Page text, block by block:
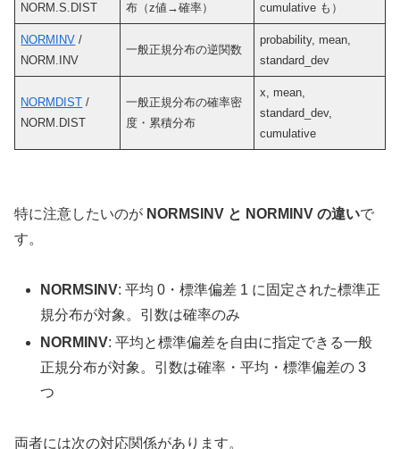
NORM.S.DIST
布（z値→確率）
cumulative も）
NORMINV /
NORM.INV
一般正規分布の逆関数
probability, mean,
standard_dev
NORMDIST /
NORM.DIST
一般正規分布の確率密
度・累積分布
x, mean,
standard_dev,
cumulative
特に注意したいのが NORMSINV と NORMINV の違いで
す。
NORMSINV: 平均 0・標準偏差 1 に固定された標準正
規分布が対象。引数は確率のみ
NORMINV: 平均と標準偏差を自由に指定できる一般
正規分布が対象。引数は確率・平均・標準偏差の 3
つ
両者には次の対応関係があります。